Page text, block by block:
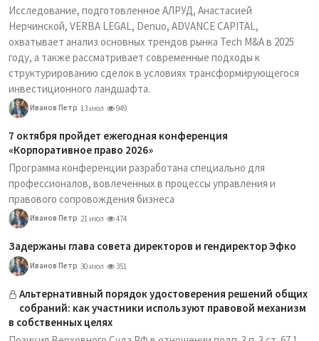
Исследование, подготовленное АЛРУД, Анастасией
Нерчинской, VERBA LEGAL, Denuo, ADVANCE CAPITAL,
охватывает анализ основных трендов рынка Tech M&A в 2025
году, а также рассматривает современные подходы к
структурированию сделок в условиях трансформирующегося
инвестиционного ландшафта.
Иванов Петр 13 июл 949
7 октября пройдет ежегодная конференция
«Корпоративное право 2026»
Программа конференции разработана специально для
профессионалов, вовлеченных в процессы управления и
правового сопровождения бизнеса
Иванов Петр 21 июл 474
Задержаны глава совета директоров и гендиректор Эфко
Иванов Петр 30 июл 351
Альтернативный порядок удостоверения решений общих
собраний: как участники используют правовой механизм
в собственных целях